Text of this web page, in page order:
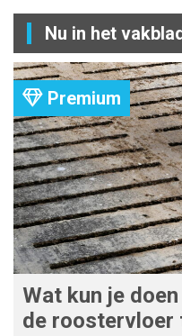
Nu in het
Premium
Wat kun je
de roostervloer